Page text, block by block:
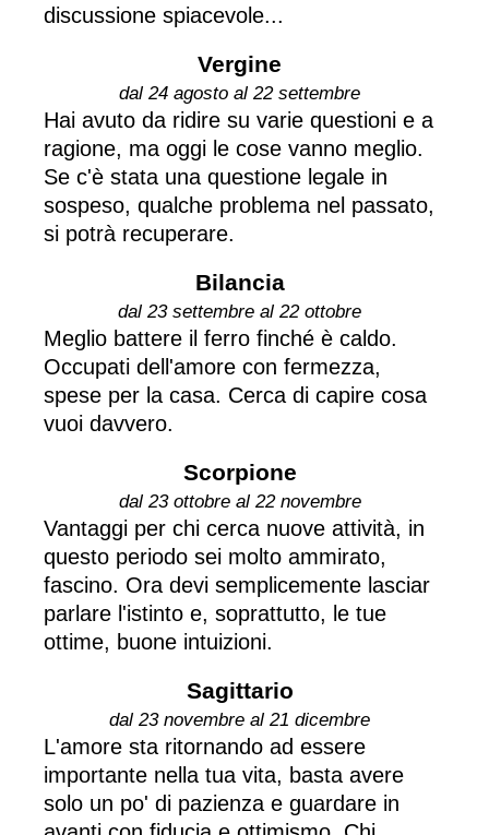
discussione spiacevole...
Vergine
dal 24 agosto al 22 settembre
Hai avuto da ridire su varie questioni e a
ragione, ma oggi le cose vanno meglio.
Se c'è stata una questione legale in
sospeso, qualche problema nel passato,
si potrà recuperare.
Bilancia
dal 23 settembre al 22 ottobre
Meglio battere il ferro finché è caldo.
Occupati dell'amore con fermezza,
spese per la casa. Cerca di capire cosa
vuoi davvero.
Scorpione
dal 23 ottobre al 22 novembre
Vantaggi per chi cerca nuove attività, in
questo periodo sei molto ammirato,
fascino. Ora devi semplicemente lasciar
parlare l'istinto e, soprattutto, le tue
ottime, buone intuizioni.
Sagittario
dal 23 novembre al 21 dicembre
L'amore sta ritornando ad essere
importante nella tua vita, basta avere
solo un po' di pazienza e guardare in